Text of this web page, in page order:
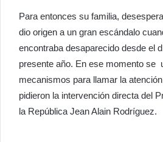
Para entonces su familia,
dio origen a un gran escándalo
encontraba desaparecido desde el
presente año. En ese momento se
mecanismos para llamar la
pidieron la intervención directa del
la República Jean Alain Rodríguez.